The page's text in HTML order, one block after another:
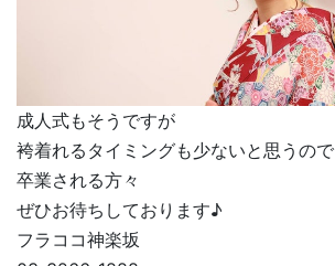
成人式もそうですが
袴着れるタイミングも少ないと思うので
卒業される方々
ぜひお待ちしております♪
フラココ神楽坂